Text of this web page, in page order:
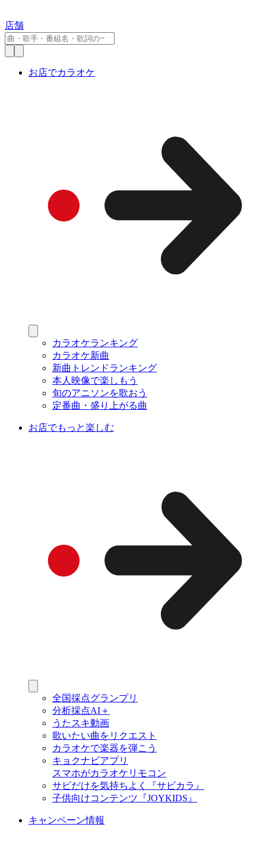
店舗
お店でカラオケ
カラオケランキング
カラオケ新曲
新曲トレンドランキング
本人映像で楽しもう
旬のアニソンを歌おう
定番曲・盛り上がる曲
お店でもっと楽しむ
全国採点グランプリ
分析採点AI＋
うたスキ動画
歌いたい曲をリクエスト
カラオケで楽器を弾こう
キョクナビアプリ
スマホがカラオケリモコン
サビだけを気持ちよく『サビカラ』
子供向けコンテンツ『JOYKIDS』
キャンペーン情報